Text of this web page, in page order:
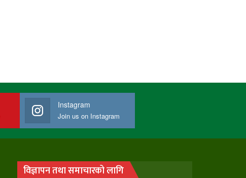
Instagram
Join us on Instagram
विज्ञापन तथा समाचारको लागि